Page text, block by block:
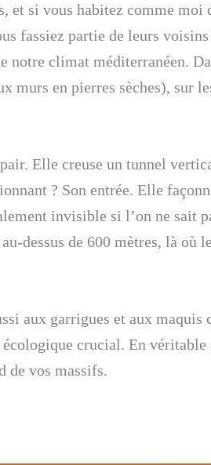
et si vous habitez comme moi
fassiez partie de leurs
notre climat méditerranéen.
murs en pierres sèches), sur
Elle creuse un tunnel
? Son entrée. Elle
invisible si l’on ne sait
dessus de 600 mètres, là où
aux garrigues et aux maquis
crucial. En
de vos massifs.